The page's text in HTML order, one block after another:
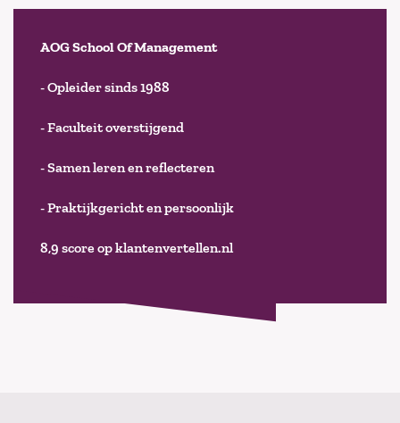
AOG School Of Management
- Opleider sinds 1988
- Faculteit overstijgend
- Samen leren en reflecteren
- Praktijkgericht en persoonlijk
8,9 score op klantenvertellen.nl